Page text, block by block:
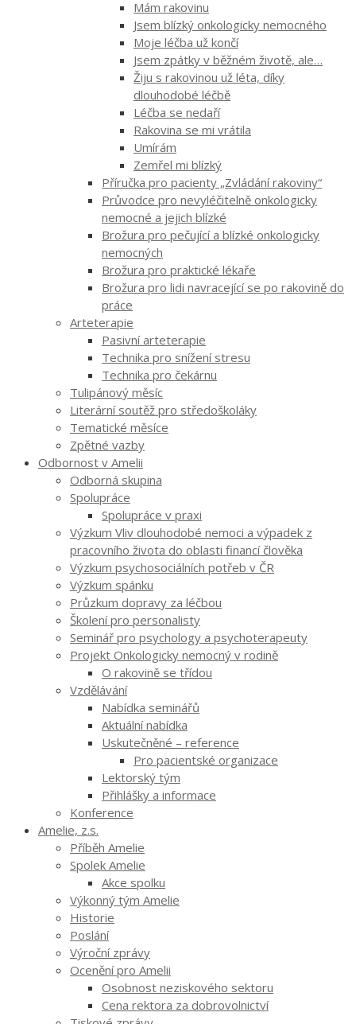
Mám rakovinu
Jsem blízký onkologicky nemocného
Moje léčba už končí
Jsem zpátky v běžném životě, ale…
Žiju s rakovinou už léta, díky
dlouhodobé léčbě
Léčba se nedaří
Rakovina se mi vrátila
Umírám
Zemřel mi blízký
Příručka pro pacienty „Zvládání rakoviny“
Průvodce pro nevyléčitelně onkologicky
nemocné a jejich blízké
Brožura pro pečující a blízké onkologicky
nemocných
Brožura pro praktické lékaře
Brožura pro lidi navracející se po rakovině do
práce
Arteterapie
Pasivní arteterapie
Technika pro snížení stresu
Technika pro čekárnu
Tulipánový měsíc
Literární soutěž pro středoškoláky
Tematické měsíce
Zpětné vazby
Odbornost v Amelii
Odborná skupina
Spolupráce
Spolupráce v praxi
Výzkum Vliv dlouhodobé nemoci a výpadek z
pracovního života do oblasti financí člověka
Výzkum psychosociálních potřeb v ČR
Výzkum spánku
Průzkum dopravy za léčbou
Školení pro personalisty
Seminář pro psychology a psychoterapeuty
Projekt Onkologicky nemocný v rodině
O rakovině se třídou
Vzdělávání
Nabídka seminářů
Aktuální nabídka
Uskutečněné – reference
Pro pacientské organizace
Lektorský tým
Přihlášky a informace
Konference
Amelie, z.s.
Příběh Amelie
Spolek Amelie
Akce spolku
Výkonný tým Amelie
Historie
Poslání
Výroční zprávy
Ocenění pro Amelii
Osobnost neziskového sektoru
Cena rektora za dobrovolnictví